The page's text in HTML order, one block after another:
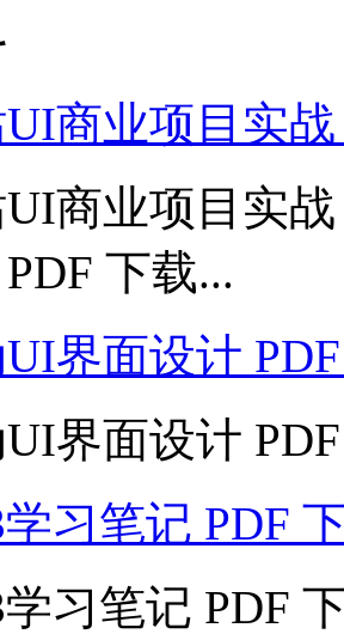
UI商业项目实
UI商业项目实
下载...
界面设计
界面设计
习笔记 PDF
习笔记 PDF